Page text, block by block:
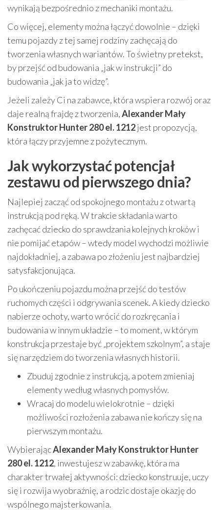
wynikają bezpośrednio z mechaniki montażu.
Co więcej, elementy można łączyć dowolnie – dzięki
temu pojazdy z tej samej rodziny zachęcają do
tworzenia własnych wariantów. To świetny pretekst,
by przejść od budowania „jak w instrukcji” do
budowania „jak ja to widzę”.
Jeżeli zależy Ci na zabawce, która wspiera rozwój oraz
daje realną frajdę z tworzenia,Alexander Mały
Konstruktor Hunter 280 el. 1212jest propozycją,
która łączy przyjemne z pożytecznym.
Jak wykorzystać potencjał
zestawu od pierwszego dnia?
Najlepiej zacząć od spokojnego montażu z otwartą
instrukcją pod ręką. W trakcie składania warto
zachęcać dziecko do sprawdzania kolejnych kroków i
nie pomijać etapów – wtedy model wychodzi możliwie
najdokładniej, a zabawa po złożeniu jest najbardziej
satysfakcjonująca.
Po ukończeniu pojazdu można przejść do testów
ruchomych części i odgrywania scenek. A kiedy dziecko
nabierze ochoty, warto wrócić do rozkręcania i
budowania w innym układzie – to moment, w którym
konstrukcja przestaje być „projektem szkolnym”, a staje
się narzędziem do tworzenia własnych historii.
Zbuduj zgodnie z instrukcją, a potem zmieniaj
elementy według własnych pomysłów.
Wracaj do modelu wielokrotnie – dzięki
możliwości rozłożenia zabawa nie kończy się na
pierwszym montażu.
WybierającAlexander Mały Konstruktor Hunter
280 el. 1212, inwestujesz w zabawkę, która ma
charakter trwałej aktywności: dziecko konstruuje, uczy
się i rozwija wyobraźnię, a rodzic dostaje okazję do
wspólnego majsterkowania.